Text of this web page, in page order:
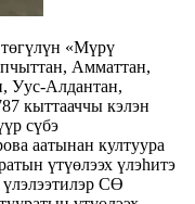
«Мүрү
Амматтан,
Уус-Алдантан,
кыттааччы кэлэн
сүбэ
аатынан култуура
үтүөлээх үлэһитэ
СӨ